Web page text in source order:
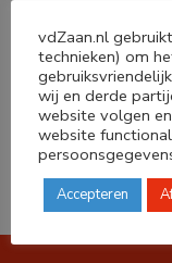
Deel dit
 
vdZaan.nl
technieken) om
wij en derde
website volgen
website
Accepteren